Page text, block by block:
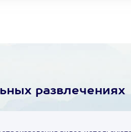
развлечениях